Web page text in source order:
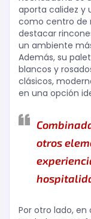
aporta calidez y
como centro de
destacar
un ambiente
Además, su
blancos y
clásicos,
en una opción
otros
Por otro lado,